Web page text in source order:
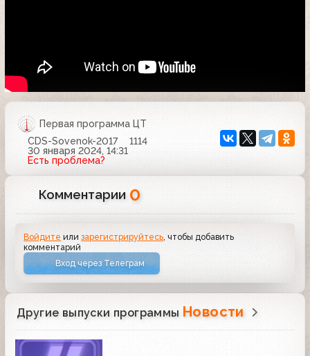
Первая программа ЦТ
CDS-Sovenok-2017
1114
30 января 2024, 14:31
Есть проблема?
Комментарии 0
Войдите илизарегистрируйтесь , чтобы добавить
комментарий
Вход через Телеграм
Другие выпуски программы Новости